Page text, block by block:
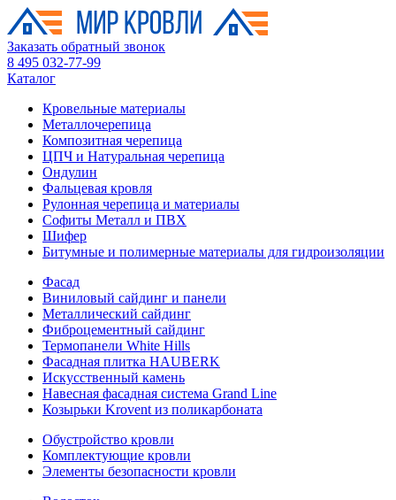
Заказать обратный звонок
8 495 032-77-99
Каталог
Кровельные материалы
Металлочерепица
Композитная черепица
ЦПЧ и Натуральная черепица
Ондулин
Фальцевая кровля
Рулонная черепица и материалы
Софиты Металл и ПВХ
Шифер
Битумные и полимерные материалы для гидроизоляции
Фасад
Виниловый сайдинг и панели
Металлический сайдинг
Фиброцементный сайдинг
Термопанели White Hills
Фасадная плитка HAUBERK
Искусственный камень
Навесная фасадная система Grand Line
Козырьки Krovent из поликарбоната
Обустройство кровли
Комплектующие кровли
Элементы безопасности кровли